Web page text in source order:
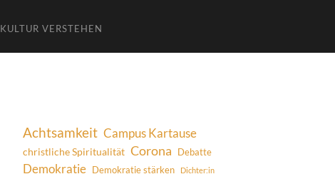
KULTUR VERSTEHEN
Achtsamkeit Campus Kartause
christliche Spiritualität Corona Debatte
Demokratie Demokratie stärken Dichter:in